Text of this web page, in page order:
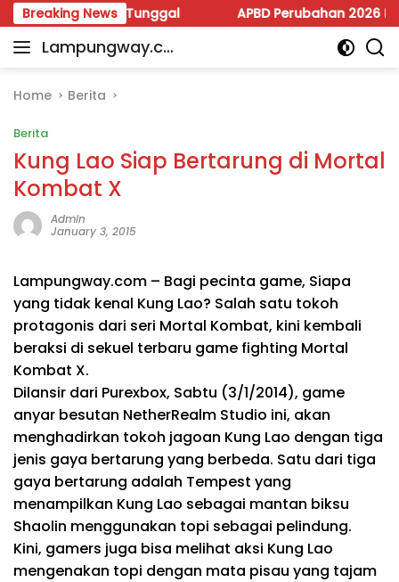
Skip
to
content
Breaking News
Calon Tunggal APBD Perubahan 2026 Dipoles,
Lampungway.co
Portal
Daerah
Terpercaya
dan
Terupdate
Home Berita
Berita
Kung Lao Siap Bertarung di Mortal
Kombat X
Admin
January 3, 2015
Lampungway.com – Bagi pecinta game, Siapa
yang tidak kenal Kung Lao? Salah satu tokoh
protagonis dari seri Mortal Kombat, kini kembali
beraksi di sekuel terbaru game fighting Mortal
Kombat X.
Dilansir dari Purexbox, Sabtu (3/1/2014), game
anyar besutan NetherRealm Studio ini, akan
menghadirkan tokoh jagoan Kung Lao dengan tiga
jenis gaya bertarung yang berbeda. Satu dari tiga
gaya bertarung adalah Tempest yang
menampilkan Kung Lao sebagai mantan biksu
Shaolin menggunakan topi sebagai pelindung.
Kini, gamers juga bisa melihat aksi Kung Lao
mengenakan topi dengan mata pisau yang tajam